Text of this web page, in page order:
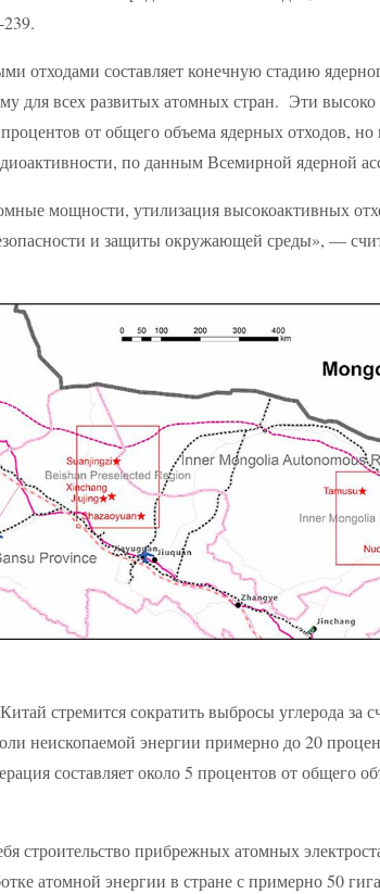
отходами составляет конечную стадию
для всех развитых атомных стран. Эти
от общего объема ядерных отходов, но
по данным Всемирной ядерной
мощности, утилизация высокоактивных
и защиты окружающей среды», —
стремится сократить выбросы углерода за
неископаемой энергии примерно до 20
составляет около 5 процентов от общего
строительство прибрежных атомных
атомной энергии в стране с примерно 50